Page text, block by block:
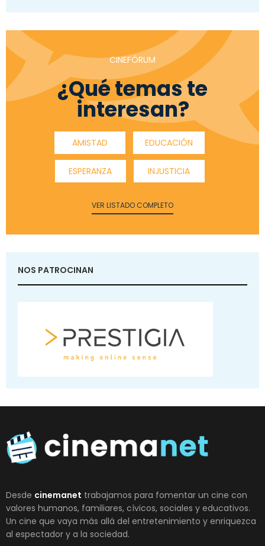
CINEFÓRUM
¿Qué temas te
interesan?
AMISTAD EDUCACIÓN
ESPERANZA INJUSTICIA
VER LISTADO COMPLETO
NOS PATROCINAN
Desde cinemanet trabajamos para fomentar un cine con
valores humanos, familiares, cívicos, sociales y educativos.
Un cine que vaya más allá del entretenimiento y enriquezca
al espectador y a la sociedad.